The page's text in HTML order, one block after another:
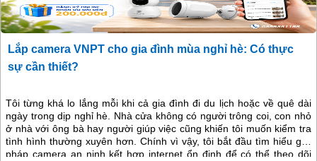
Lắp camera VNPT cho gia đình mùa nghỉ hè: Có thực
sự cần thiết?
Tôi từng khá lo lắng mỗi khi cả gia đình đi du lịch hoặc về quê dài
ngày trong dịp nghỉ hè. Nhà cửa không có người trông coi, con nhỏ
ở nhà với ông bà hay người giúp việc cũng khiến tôi muốn kiểm tra
tình hình thường xuyên hơn. Chính vì vậy, tôi bắt đầu tìm hiểu giải
pháp camera an ninh kết hợp internet ổn định để có thể theo dõi